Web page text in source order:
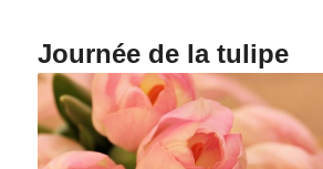
Journée de la tulipe